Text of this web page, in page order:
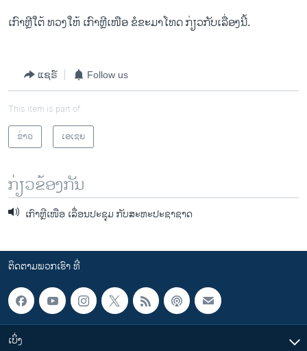
ເກົາຫຼີໃຕ້ ທວງໃຫ້ ເກົາຫຼີເໜືອ ຂໍຂະມາໂທດ ກ່ຽວກັບເລື່ອງນີ້.
ແຊຣ໌ Follow us
This item is part of
ຂ່າວ
ເອເຊຍ
ກ່ຽວຂ້ອງກັນ
ເກົາຫຼີເໜືອ ເລື່ອນປະຊຸມ ກັບສະຫະປະຊາຊາດ
ຕິດຕາມພວກເຮົາ ທີ່
ເບິ່ງ